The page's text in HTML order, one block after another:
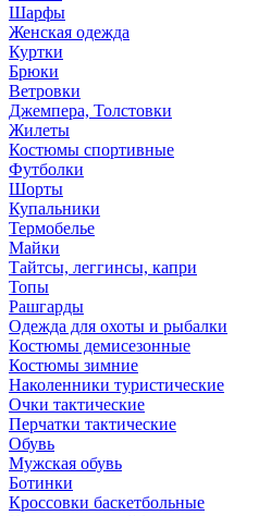
Шарфы
Женская одежда
Куртки
Брюки
Ветровки
Джемпера, Толстовки
Жилеты
Костюмы спортивные
Футболки
Шорты
Купальники
Термобелье
Майки
Тайтсы, леггинсы, капри
Топы
Рашгарды
Одежда для охоты и рыбалки
Костюмы демисезонные
Костюмы зимние
Наколенники туристические
Очки тактические
Перчатки тактические
Обувь
Мужская обувь
Ботинки
Кроссовки баскетбольные